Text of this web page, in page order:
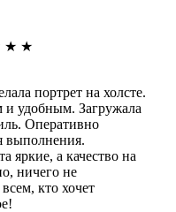
★ ★
портрет на холсте.
и удобным. Загружала
Оперативно
выполнения.
яркие, а качество на
ничего не
кто хочет